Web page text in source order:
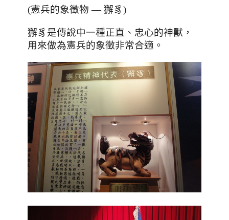
(憲兵的象徵物 — 獬豸)
獬豸是傳說中一種正直 、 忠心的神獸 ，
用來做為憲兵的象徵非常合適 。